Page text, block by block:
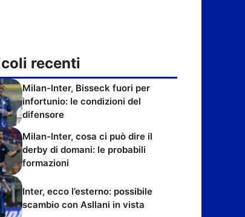
recenti
Milan-Inter, Bisseck fuori per
infortunio: le condizioni del
difensore
Milan-Inter, cosa ci può dire il
derby di domani: le probabili
formazioni
Inter, ecco l’esterno: possibile
scambio con Asllani in vista